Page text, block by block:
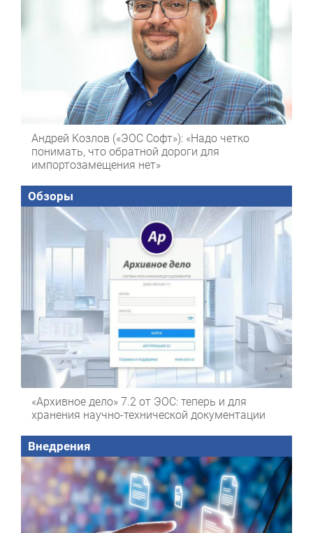
Андрей Козлов («ЭОС Софт»): «Надо четко
понимать, что обратной дороги для
импортозамещения нет»
Обзоры
«Архивное дело» 7.2 от ЭОС: теперь и для
хранения научно-технической документации
Внедрения